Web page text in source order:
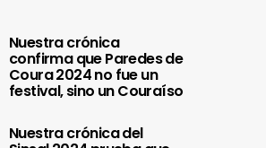
Nuestra crónica
confirma que Paredes de
Coura 2024 no fue un
festival, sino un Couraíso
Nuestra crónica del